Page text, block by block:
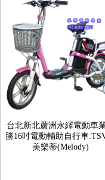
台北新北蘆洲永繹電動車業
勝16吋電動輔助自行車